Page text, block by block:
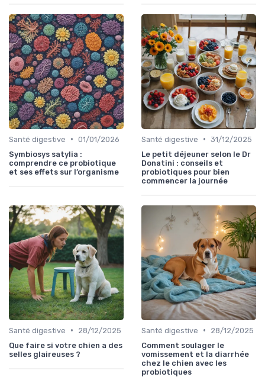
Santé digestive • 01/01/2026
Symbiosys satylia :
comprendre ce probiotique
et ses effets sur l’organisme
Santé digestive • 31/12/2025
Le petit déjeuner selon le Dr
Donatini : conseils et
probiotiques pour bien
commencer la journée
Santé digestive •
28/12/2025
Que faire si votre chien a des
selles glaireuses ?
Santé digestive •
28/12/2025
Comment soulager le
vomissement et la diarrhée
chez le chien avec les
probiotiques